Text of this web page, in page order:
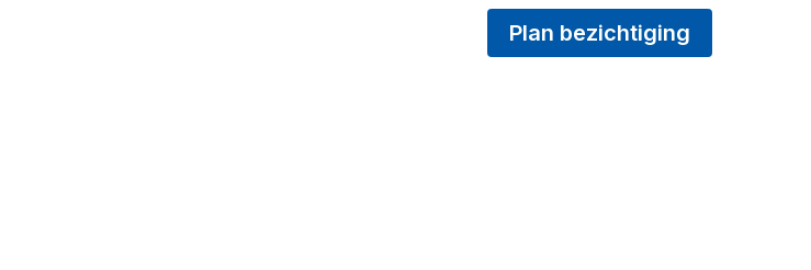
Plan bezichtiging